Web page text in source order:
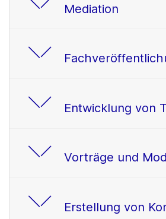
Mediation
Entwicklung von
Vorträge und
Erstellung von